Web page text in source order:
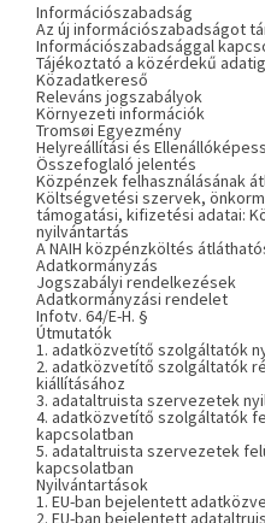
Információszabadság
Az új információszabadságot
Információszabadsággal
Tájékoztató a közérdekű
Közadatkereső
Releváns jogszabályok
Környezeti információk
Tromsøi Egyezmény
Helyreállítási és
Összefoglaló jelentés
Közpénzek felhasználásának
Költségvetési szervek,
támogatási, kifizetési adatai:
nyilvántartás
A NAIH közpénzköltés
Adatkormányzás
Jogszabályi rendelkezések
Adatkormányzási rendelet
Infotv. 64/E-H. §
Útmutatók
1. adatközvetítő szolgáltatók
2. adatközvetítő szolgáltatók
kiállításához
3. adataltruista szervezetek
4. adatközvetítő szolgáltatók
kapcsolatban
5. adataltruista szervezetek
kapcsolatban
Nyilvántartások
1. EU-ban bejelentett
2. EU-ban bejelentett